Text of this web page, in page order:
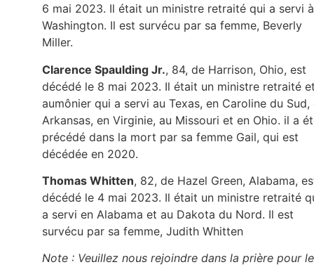
6 mai 2023. Il était un ministre retraité qui a servi à
Washington. Il est survécu par sa femme, Beverly
Miller.
Clarence Spaulding Jr., 84, de Harrison, Ohio, est
décédé le 8 mai 2023. Il était un ministre retraité
aumônier qui a servi au Texas, en Caroline du Sud,
Arkansas, en Virginie, au Missouri et en Ohio. il a
précédé dans la mort par sa femme Gail, qui est
décédée en 2020.
Thomas Whitten, 82, de Hazel Green, Alabama,
décédé le 4 mai 2023. Il était un ministre retraité
a servi en Alabama et au Dakota du Nord. Il est
survécu par sa femme, Judith Whitten
Note : Veuillez nous rejoindre dans la prière pour